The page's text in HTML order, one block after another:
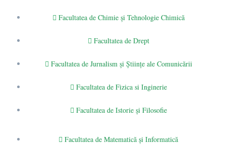
Facultatea de Chimie şi Tehnologie Chimică
Facultatea de Drept
Facultatea de Jurnalism şi Ştiinţe ale Comunicării
Facultatea de Fizica si Inginerie
Facultatea de Istorie şi Filosofie
Facultatea de Matematică şi Informatică